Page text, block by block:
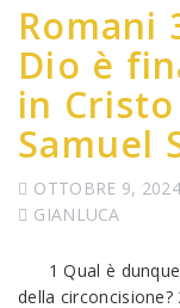
Romani
Dio è
in
Samuel
OTTOBRE 9, 2024
GIANLUCA
1 Qual è dunque
della